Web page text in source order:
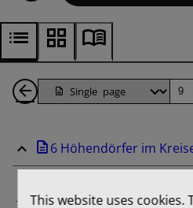
Back
Pages6 Höhendörfer im
This website uses cookies.